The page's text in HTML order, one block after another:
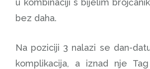
u kombinaciji s bijelim
bez daha.
Na poziciji 3 nalazi se dan-
komplikacija, a iznad nje